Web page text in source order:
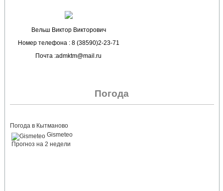
Вельш Виктор Викторович
Номер телефона : 8 (38590)2-23-71
Почта :admktm@mail.ru
Погода
Погода в Кытманово
Gismeteo
Прогноз на 2 недели